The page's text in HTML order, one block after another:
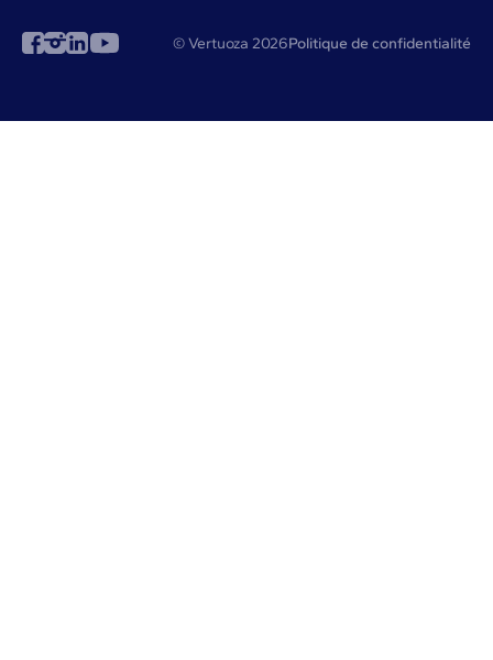
© Vertuoza 2026Politique de confidentialité